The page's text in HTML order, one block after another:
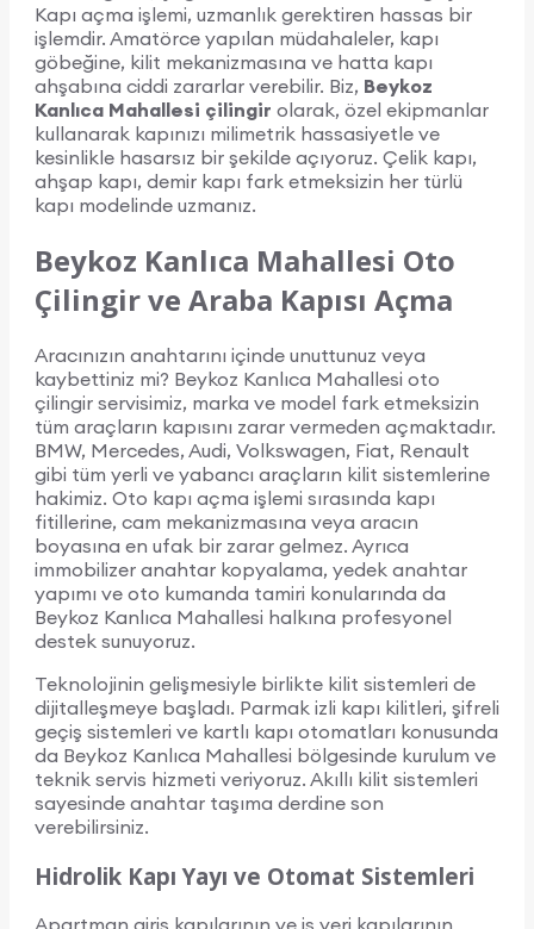
Kapı açma işlemi, uzmanlık gerektiren hassas bir
işlemdir. Amatörce yapılan müdahaleler, kapı
göbeğine, kilit mekanizmasına ve hatta kapı
ahşabına ciddi zararlar verebilir. Biz, Beykoz
Kanlıca Mahallesi çilingir olarak, özel ekipmanlar
kullanarak kapınızı milimetrik hassasiyetle ve
kesinlikle hasarsız bir şekilde açıyoruz. Çelik kapı,
ahşap kapı, demir kapı fark etmeksizin her türlü
kapı modelinde uzmanız.
Beykoz Kanlıca Mahallesi Oto
Çilingir ve Araba Kapısı Açma
Aracınızın anahtarını içinde unuttunuz veya
kaybettiniz mi? Beykoz Kanlıca Mahallesi oto
çilingir servisimiz, marka ve model fark etmeksizin
tüm araçların kapısını zarar vermeden açmaktadır.
BMW, Mercedes, Audi, Volkswagen, Fiat, Renault
gibi tüm yerli ve yabancı araçların kilit sistemlerine
hakimiz. Oto kapı açma işlemi sırasında kapı
fitillerine, cam mekanizmasına veya aracın
boyasına en ufak bir zarar gelmez. Ayrıca
immobilizer anahtar kopyalama, yedek anahtar
yapımı ve oto kumanda tamiri konularında da
Beykoz Kanlıca Mahallesi halkına profesyonel
destek sunuyoruz.
Teknolojinin gelişmesiyle birlikte kilit sistemleri de
dijitalleşmeye başladı. Parmak izli kapı kilitleri, şifreli
geçiş sistemleri ve kartlı kapı otomatları konusunda
da Beykoz Kanlıca Mahallesi bölgesinde kurulum ve
teknik servis hizmeti veriyoruz. Akıllı kilit sistemleri
sayesinde anahtar taşıma derdine son
verebilirsiniz.
Hidrolik Kapı Yayı ve Otomat Sistemleri